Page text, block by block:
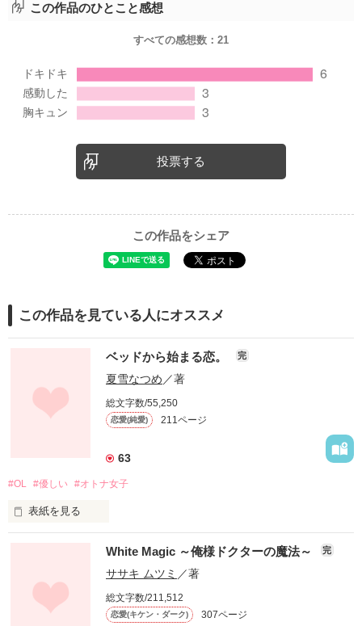
この作品のひとこと感想
すべての感想数： 21
投票する
この作品をシェア
この作品を見ている人にオススメ
ベッドから始まる恋。 完
夏雪なつめ ／著
総文字数/55,250
恋愛(純愛) 211ページ
63
#OL #優しい #オトナ女子
表紙を見る
優しさなんて、きっと  嘘
そう思っていた
あなたを、見る度に。
White Magic ～俺様ドクターの魔法～ 完
ササキ ムツミ ／著
総文字数/211,512
恋愛(キケン・ダーク) 307ページ